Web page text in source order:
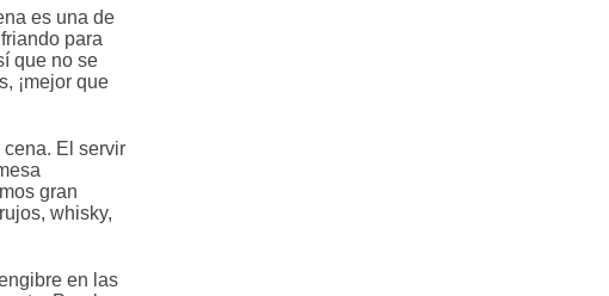
es una de
para
que no se
¡mejor que
El servir
gran
whisky,
en las